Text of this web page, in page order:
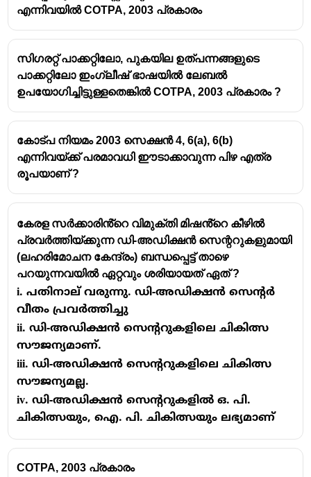
വാങ്ങുന്നതിനുള്ള കുറഞ്ഞ പ്രായപരിധി - 18
വയസ്
എന്നിവയിൽ COTPA, 2003 പ്രകാരം
സിഗരറ്റ് പാക്കറ്റിലോ, പുകയില ഉത്പന്നങ്ങളുടെ
പാക്കറ്റിലോ ഇംഗ്ലീഷ് ഭാഷയിൽ ലേബൽ
ഉപയോഗിച്ചിട്ടുള്ളതെങ്കിൽ COTPA, 2003 പ്രകാരം ?
കോട്പ നിയമം 2003 സെക്ഷൻ 4, 6(a), 6(b)
എന്നിവയ്ക്ക് പരമാവധി ഈടാക്കാവുന്ന പിഴ എത്ര
രൂപയാണ് ?
കേരള സർക്കാരിൻ്റെ വിമുക്തി മിഷൻ്റെ കീഴിൽ
പ്രവർത്തിയ്ക്കുന്ന ഡി-അഡിക്ഷൻ സെന്ററുകളുമായി
(ലഹരിമോചന കേന്ദ്രം) ബന്ധപ്പെട്ട് താഴെ
പറയുന്നവയിൽ ഏറ്റവും ശരിയായത് ഏത് ?
i. പതിനാല് വരുന്നു. ഡി-അഡിക്ഷൻ സെൻ്റർ
വീതം പ്രവർത്തിച്ചു
ii. ഡി-അഡിക്ഷൻ സെന്ററുകളിലെ ചികിത്സ
സൗജന്യമാണ്.
iii. ഡി-അഡിക്ഷൻ സെൻ്ററുകളിലെ ചികിത്സ
സൗജന്യമല്ല.
iv. ഡി-അഡിക്ഷൻ സെൻ്ററുകളിൽ ഒ. പി.
ചികിത്സയും, ഐ. പി. ചികിത്സയും ലഭ്യമാണ്
COTPA, 2003 പ്രകാരം